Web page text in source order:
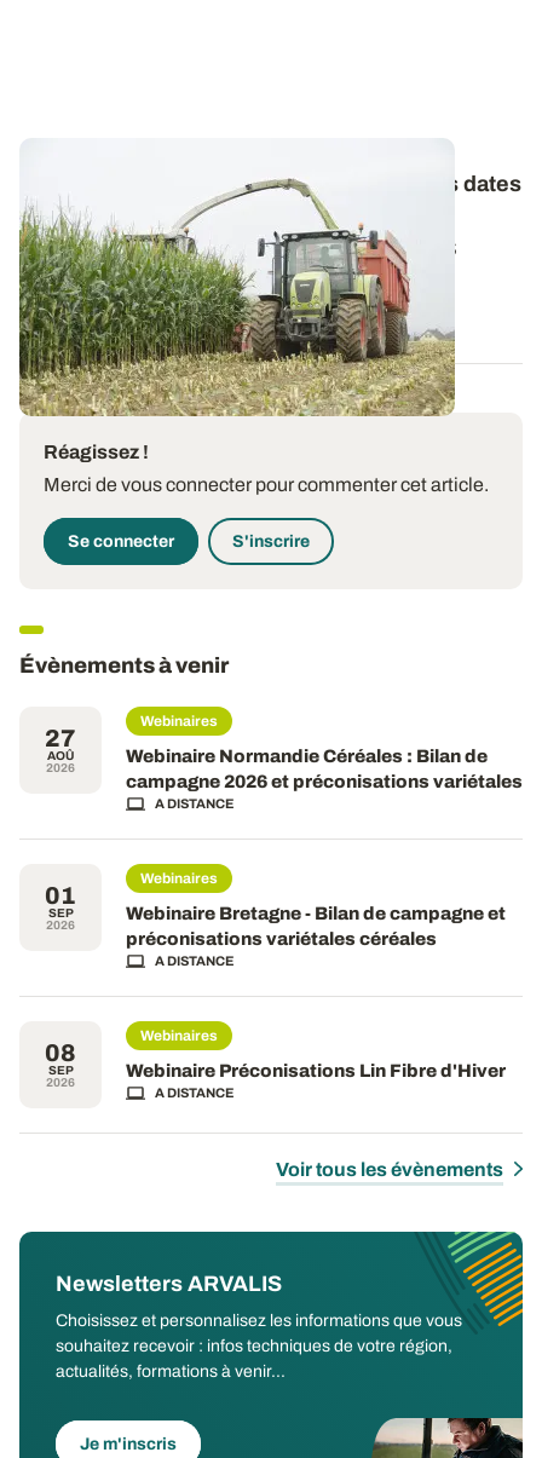
Maïs fourrage : premières estimations des dates
de récolte pour 2026
Comme chaque année à pareille époque, ARVALIS
propose une première estimation des dates...
27 JUILL. 2026
Réagissez !
Merci de vous connecter pour commenter cet article.
Se connecter S'inscrire
Évènements à venir
27
AOÛ
2026
Webinaires
Webinaire Normandie Céréales : Bilan de
campagne 2026 et préconisations variétales
A DISTANCE
01
SEP
2026
Webinaires
Webinaire Bretagne - Bilan de campagne et
préconisations variétales céréales
A DISTANCE
08
SEP
2026
Webinaires
Webinaire Préconisations Lin Fibre d'Hiver
A DISTANCE
Voir tous les évènements
Newsletters ARVALIS
Choisissez et personnalisez les informations que vous
souhaitez recevoir : infos techniques de votre région,
actualités, formations à venir...
Je m'inscris